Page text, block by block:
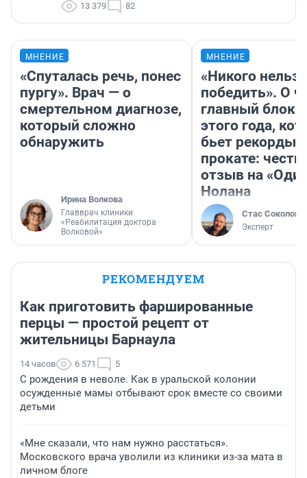
13 379 82
МНЕНИЕ
«Спуталась речь, понес
пургу». Врач — о
смертельном диагнозе,
который сложно
обнаружить
Ирина Волкова
Главврач клиники
«Реабилитация доктора
Волковой»
МНЕНИЕ
«Никого нельзя
победить». О
главный
этого года,
бьет рекорды в
прокате:
отзыв на
Нолана
Стас Соколов
Эксперт
РЕКОМЕНДУЕМ
Как приготовить фаршированные
перцы — простой рецепт от
жительницы Барнаула
14 часов 6 571 5
С рождения в неволе. Как в уральской колонии
осужденные мамы отбывают срок вместе со своими
детьми
«Мне сказали, что нам нужно расстаться».
Московского врача уволили из клиники из-за мата в
личном блоге